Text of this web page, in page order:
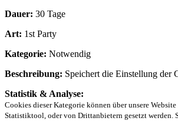
Dauer: 30 Tage
Art: 1st Party
Kategorie: Notwendig
Beschreibung: Speichert die Einstellung der
Statistik & Analyse:
Cookies dieser Kategorie können über unsere
Statistiktool, oder von Drittanbietern gesetzt werden.